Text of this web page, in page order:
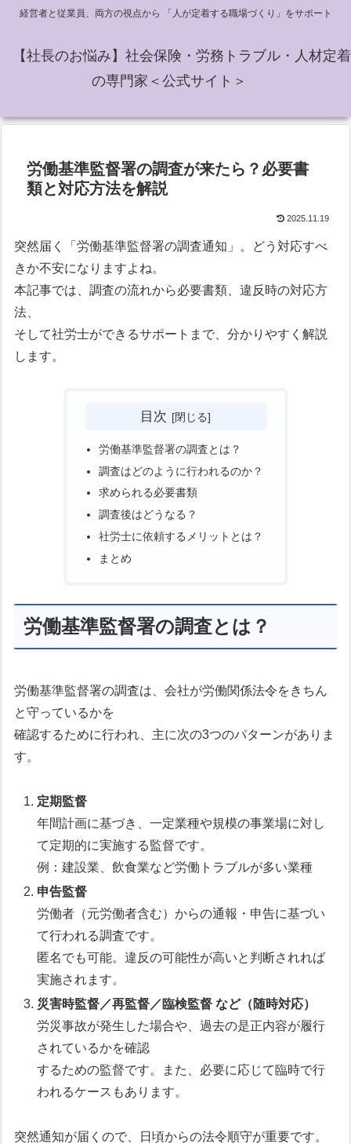
経営者と従業員、両方の視点から 「人が定着する職場づくり」をサポート
【社長のお悩み】社会保険・労務トラブル・人材定着
の専門家＜公式サイト＞
労働基準監督署の調査が来たら？必要書
類と対応方法を解説
2025.11.19
突然届く「労働基準監督署の調査通知」。どう対応すべ
きか不安になりますよね。
本記事では、調査の流れから必要書類、違反時の対応方
法、
そして社労士ができるサポートまで、分かりやすく解説
します。
目次
労働基準監督署の調査とは？
調査はどのように行われるのか？
求められる必要書類
調査後はどうなる？
社労士に依頼するメリットとは？
まとめ
労働基準監督署の調査とは？
労働基準監督署の調査は、会社が労働関係法令をきちん
と守っているかを
確認するために行われ、主に次の3つのパターンがありま
す。
定期監督
年間計画に基づき、一定業種や規模の事業場に対し
て定期的に実施する監督です。
例：建設業、飲食業など労働トラブルが多い業種
申告監督
労働者（元労働者含む）からの通報・申告に基づい
て行われる調査です。
匿名でも可能。違反の可能性が高いと判断されれば
実施されます。
災害時監督／再監督／臨検監督 など（随時対応）
労災事故が発生した場合や、過去の是正内容が履行
されているかを確認
するための監督です。また、必要に応じて臨時で行
われるケースもあります。
突然通知が届くので、日頃からの法令順守が重要です。